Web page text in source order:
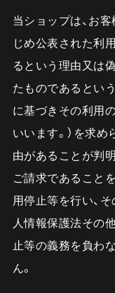
当ショップは、お
じめ公表された利
るという理由又は
たものであるとい
に基づきその利用
いいます。）を求
由があることが判
ご請求であること
用停止等を行い、
人情報保護法その
止等の義務を負わ
ん。